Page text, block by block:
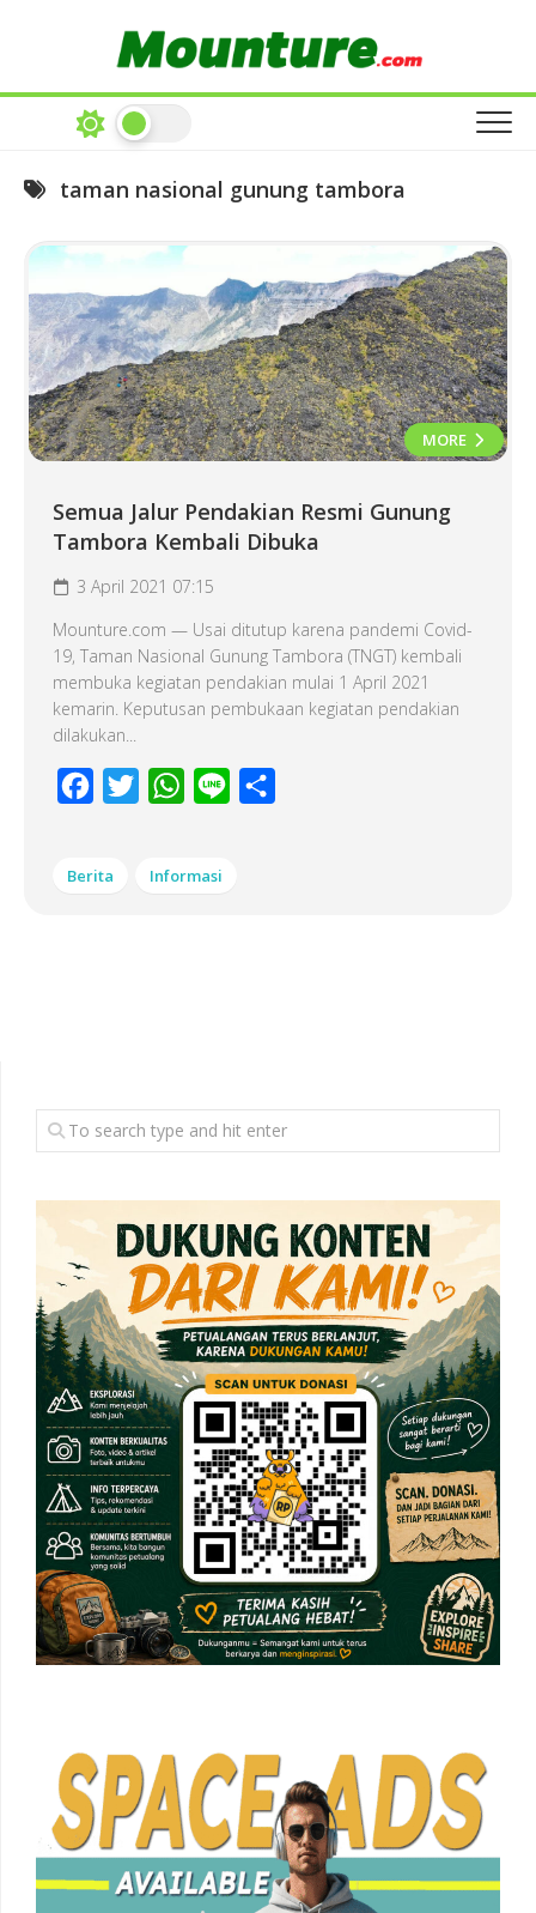
taman nasional gunung tambora
MORE
Semua Jalur Pendakian Resmi Gunung
Tambora Kembali Dibuka
3 April 2021 07:15
Mounture.com — Usai ditutup karena pandemi Covid-
19, Taman Nasional Gunung Tambora (TNGT) kembali
membuka kegiatan pendakian mulai 1 April 2021
kemarin. Keputusan pembukaan kegiatan pendakian
dilakukan...
Facebook
Twitter WhatsApp
Line
Berita Informasi